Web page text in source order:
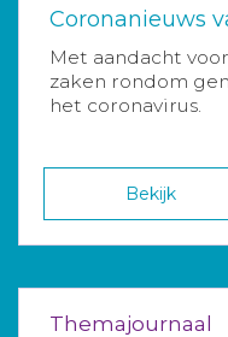
Coronanieuws
Met aandacht
zaken rondom
het coronavirus.
Bekijk
Themajournaal